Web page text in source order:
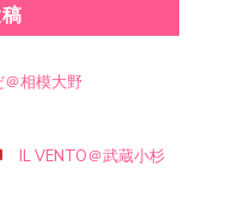
＠相模大野
IL VENTO＠武蔵小杉